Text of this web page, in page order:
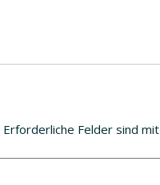
Erforderliche Felder sind mit